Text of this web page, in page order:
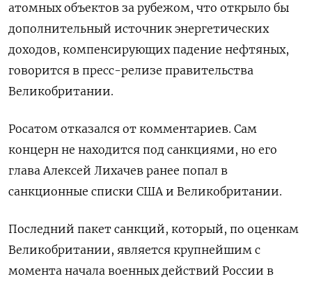
атомных объектов за рубежом, ​что открыло ​бы
дополнительный источник энергетических
‌доходов, компенсирующих падение нефтяных,
говорится в пресс-релизе правительства ​
Великобритании.
Росатом отказался от комментариев. Сам
концерн не находится под санкциями, но его
глава Алексей Лихачев ранее попал в
санкционные списки США и Великобритании.
Последний пакет санкций, который, по оценкам
Великобритании, является крупнейшим с
момента начала военных действий России в